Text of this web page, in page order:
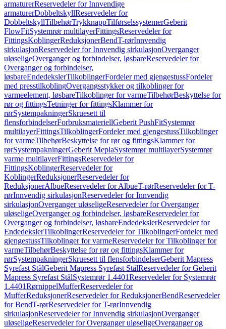
armaturerReservedeler for Innvendige
armaturerDobbeltskyllReservedeler for
DobbeltskyllTilbehørTrykknappTilførselssystemerGeberit
FlowFitSystemrør multilayerFittingsReservedeler for
FittingsKoblingerReduksjonerBendT-rørInnvendig
sirkulasjonReservedeler for Innvendig sirkulasjonOverganger
uløseligeOverganger og forbindelser, løsbareReservedeler for
Overganger og forbindelser,
løsbareEndedekslerTilkoblingerFordeler med gjengestussFordeler
med presstilkoblingOvergangsstykker og tilkoblinger for
varmeelement, løsbareTilkoblinger for varmeTilbehørBeskyttelse for
rør og fittingsTetninger for fittingsKlammer for
rørSystempakningerSkruesett til
flensforbindelserForbruksmateriellGeberit PushFitSystemrør
multilayerFittingsTilkoblingerFordeler med gjengestussTilkoblinger
for varmeTilbehørBeskyttelse for rør og fittingsKlammer for
rørSystempakningerGeberit MeplaSystemrør multilayerSystemrør
varme multilayerFittingsReservedeler for
FittingsKoblingerReservedeler for
KoblingerReduksjonerReservedeler for
ReduksjonerAlbueReservedeler for AlbueT-rørReservedeler for T-
rørInnvendig sirkulasjonReservedeler for Innvendig
sirkulasjonOverganger uløseligeReservedeler for Overganger
uløseligeOverganger og forbindelser, løsbareReservedeler for
Overganger og forbindelser, løsbareEndedekslerReservedeler for
EndedekslerTilkoblingerReservedeler for TilkoblingerFordeler med
gjengestussTilkoblinger for varmeReservedeler for Tilkoblinger for
varmeTilbehørBeskyttelse for rør og fittingsKlammer for
rørSystempakningerSkruesett til flensforbindelserGeberit Mapress
Syrefast StålGeberit Mapress Syrefast StålReservedeler for Geberit
Mapress Syrefast StålSystemrør 1.4401Reservedeler for Systemrør
1.4401RørnippelMufferReservedeler for
MufferReduksjonerReservedeler for ReduksjonerBendReservedeler
for BendT-rørReservedeler for T-rørInnvendig
sirkulasjonReservedeler for Innvendig sirkulasjonOverganger
uløseligeReservedeler for Overganger uløseligeOverganger og